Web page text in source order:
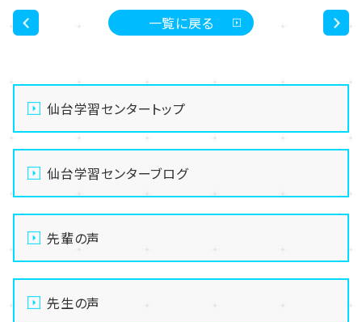
一覧に戻る
仙台学習センタートップ
仙台学習センターブログ
先輩の声
先生の声